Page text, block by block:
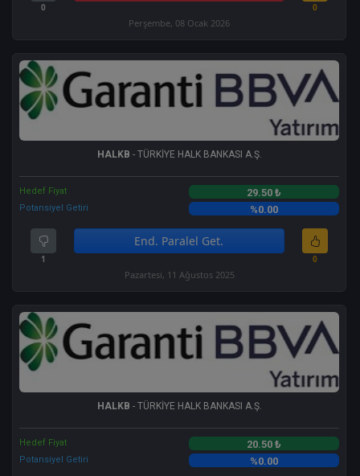
0 0
Perşembe, 08 Ocak 2026
HALKB - TÜRKİYE HALK BANKASI A.Ş.
Hedef Fiyat 29.50 ₺
Potansiyel Getiri %0.00
1
End. Paralel Get.
0
Pazartesi, 11 Ağustos 2025
HALKB - TÜRKİYE HALK BANKASI A.Ş.
Hedef Fiyat 20.50 ₺
Potansiyel Getiri %0.00